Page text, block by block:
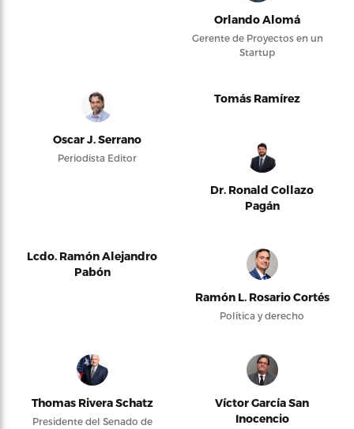
Orlando Alomá
Gerente de Proyectos en un
Startup
Oscar J. Serrano
Periodista Editor
Tomás Ramírez
Dr. Ronald Collazo
Pagán
Lcdo. Ramón Alejandro
Pabón
Ramón L. Rosario Cortés
Política y derecho
Thomas Rivera Schatz
Presidente del Senado de
Víctor García San
Inocencio